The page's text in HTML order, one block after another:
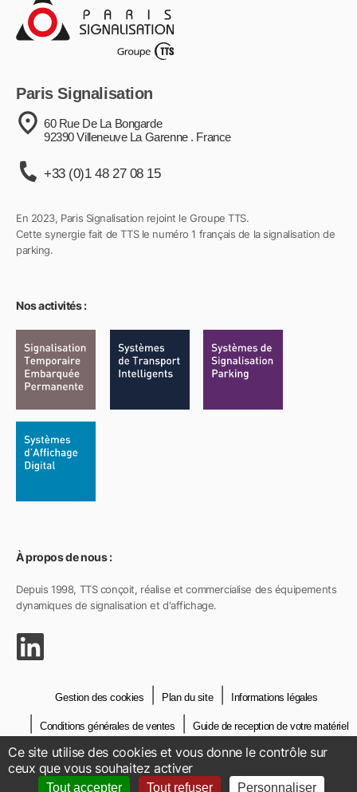
Paris Signalisation
60 Rue De La Bongarde
92390 Villeneuve La Garenne . France
+33 (0)1 48 27 08 15
En 2023, Paris Signalisation rejoint le Groupe TTS.
Cette synergie fait de TTS le numéro 1 français de la signalisation de
parking.
Nos activités :
À propos de nous :
Depuis 1998, TTS conçoit, réalise et commercialise des équipements
dynamiques de signalisation et d'affichage.
Gestion des cookies Plan du site Informations légales
Conditions générales de ventes Guide de reception de votre matériel
Crédits Contact
Ce site utilise des cookies et vous donne le contrôle sur
ceux que vous souhaitez activer
Tout accepter Tout refuser Personnaliser